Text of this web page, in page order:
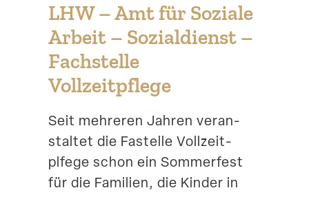
Aktuelles
Kontakt
Suche
LHW – Amt für Soziale
Arbeit – Sozial­dienst –
Fachstelle
Vollzeitpflege
Seit mehreren Jahren veran­
staltet die Fastelle Vollzeit­
plfege schon ein Sommerfest
für die Familien, die Kinder in